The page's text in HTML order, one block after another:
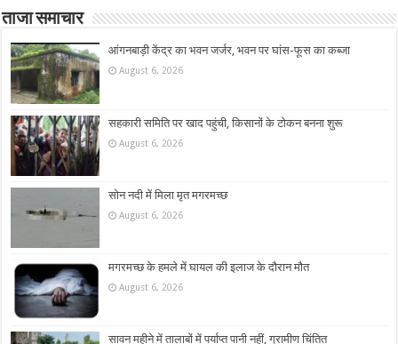
ताजा समाचार
आंगनबाड़ी केंद्र का भवन जर्जर, भवन पर घांस-फूस का कब्जा
August 6, 2026
सहकारी समिति पर खाद पहुंची, किसानों के टोकन बनना शुरू
August 6, 2026
सोन नदी में मिला मृत मगरमच्छ
August 6, 2026
मगरमच्छ के हमले में घायल की इलाज के दौरान मौत
August 6, 2026
सावन महीने में तालाबों में पर्याप्त पानी नहीं, ग्रामीण चिंतित